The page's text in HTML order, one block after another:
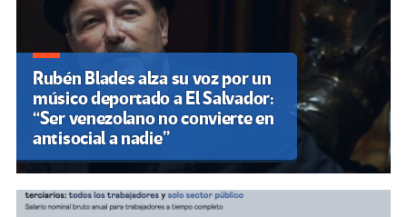
Rubén Blades alza su voz por un
músico deportado a El Salvador:
“Ser venezolano no convierte en
antisocial a nadie”